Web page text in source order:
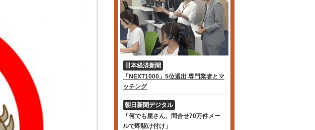
日本経済新聞
「NEXT1000」5位選出 専門業者とマ
ッチング
朝日新聞デジタル
「何でも屋さん、問合せ70万件メー
ルで即駆け付け」